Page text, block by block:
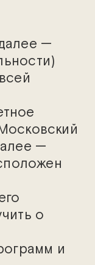
—
—
о
и